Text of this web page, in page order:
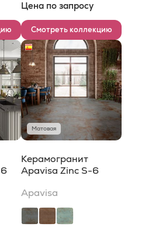
Цена по запросу
Смотреть коллекцию
Матовая
Керамогранит
Apavisa Zinc S-6
Apavisa